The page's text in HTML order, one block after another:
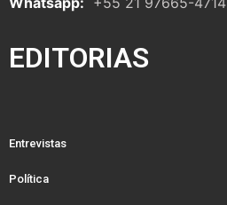
EDITORIAS
Entrevistas
Política